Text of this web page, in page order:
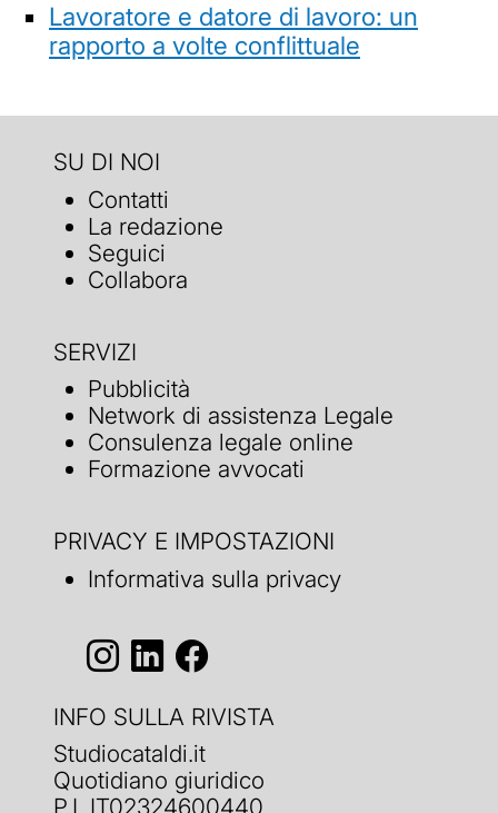
Lavoratore e datore di lavoro: un
rapporto a volte conflittuale
SU DI NOI
Contatti
La redazione
Seguici
Collabora
SERVIZI
Pubblicità
Network di assistenza Legale
Consulenza legale online
Formazione avvocati
PRIVACY E IMPOSTAZIONI
Informativa sulla privacy
INFO SULLA RIVISTA
Studiocataldi.it
Quotidiano giuridico
P.I. IT02324600440